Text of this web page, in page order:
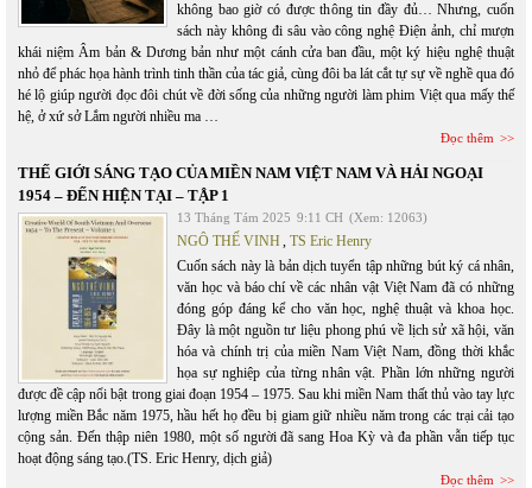
không bao giờ có được thông tin đầy đủ… Nhưng, cuốn
sách này không đi sâu vào công nghệ Điện ảnh, chỉ mượn
khái niệm Âm bản & Dương bản như một cánh cửa ban đầu, một ký hiệu nghệ thuật
nhỏ để phác họa hành trình tinh thần của tác giả, cùng đôi ba lát cắt tự sự về nghề qua đó
hé lộ giúp người đọc đôi chút về đời sống của những người làm phim Việt qua mấy thế
hệ, ở xứ sở Lắm người nhiều ma …
Đọc thêm
THẾ GIỚI SÁNG TẠO CỦA MIỀN NAM VIỆT NAM VÀ HẢI NGOẠI
1954 – ĐẾN HIỆN TẠI – TẬP 1
13 Tháng Tám 2025 9:11 CH (Xem: 12063)
NGÔ THẾ VINH, TS Eric Henry
Cuốn sách này là bản dịch tuyển tập những bút ký cá nhân,
văn học và báo chí về các nhân vật Việt Nam đã có những
đóng góp đáng kể cho văn học, nghệ thuật và khoa học.
Đây là một nguồn tư liệu phong phú về lịch sử xã hội, văn
hóa và chính trị của miền Nam Việt Nam, đồng thời khắc
họa sự nghiệp của từng nhân vật. Phần lớn những người
được đề cập nổi bật trong giai đoạn 1954 – 1975. Sau khi miền Nam thất thủ vào tay lực
lượng miền Bắc năm 1975, hầu hết họ đều bị giam giữ nhiều năm trong các trại cải tạo
cộng sản. Đến thập niên 1980, một số người đã sang Hoa Kỳ và đa phần vẫn tiếp tục
hoạt động sáng tạo.(TS. Eric Henry, dịch giả)
Đọc thêm